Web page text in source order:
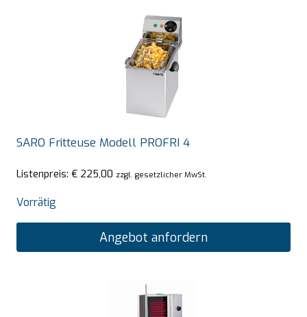
SARO Fritteuse Modell PROFRI 4
Listenpreis: € 225,00 zzgl. gesetzlicher MwSt.
Vorrätig
Angebot anfordern